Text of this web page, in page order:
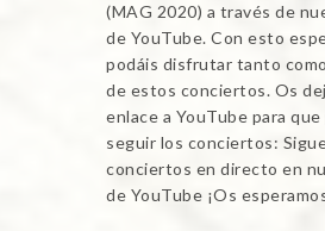
(MAG 2020) a través de
de YouTube. Con esto
podáis disfrutar tanto
de estos conciertos. Os
enlace a YouTube para que
seguir los conciertos:
conciertos en directo en
de YouTube ¡Os